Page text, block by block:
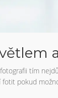
tím
fotit pokud